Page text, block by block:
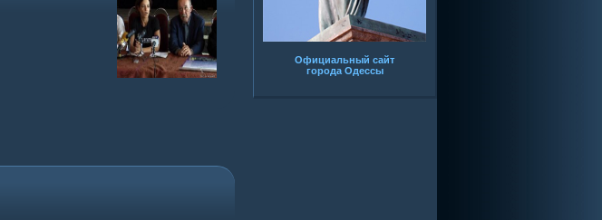
Официальный сайт
города Одессы